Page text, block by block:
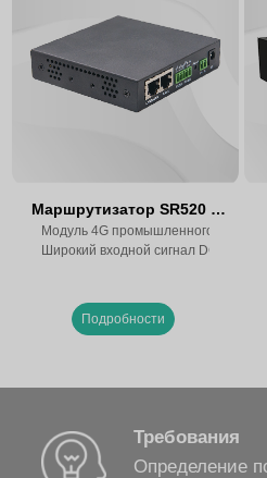
Маршрутизатор SR520 2
Sim 4G
Модуль 4G промышленного
Широкий входной сигнал DC 5-36
Подробности
Требования
Определение